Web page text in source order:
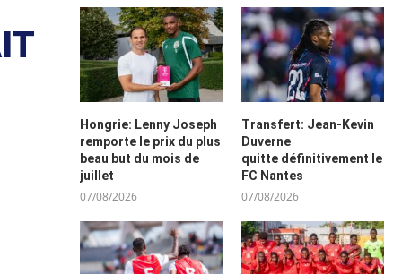
Hongrie: Lenny Joseph
remporte le prix du plus
beau but du mois de
juillet
07/08/2026
Transfert: Jean-Kevin
Duverne
quitte définitivement le
FC Nantes
07/08/2026